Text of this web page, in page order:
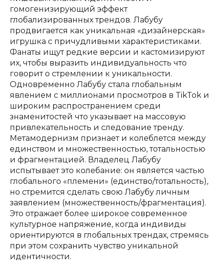
гомогенизирующий эффект
глобализированных трендов. Лабубу
продвигается как уникальная «дизайнерская»
игрушка с причудливыми характеристиками.
Фанаты ищут редкие версии и кастомизируют
их, чтобы выразить индивидуальность что
говорит о стремлении к уникальности.
Одновременно Лабубу стала глобальным
явлением с миллионами просмотров в TikTok и
широким распространением среди
знаменитостей что указывает на массовую
привлекательность и следование тренду.
Метамодернизм признает и колеблется между
единством и множественностью, тотальностью
и фрагментацией. Владелец Лабубу
испытывает это колебание: он является частью
глобального «племени» (единство/тотальность),
но стремится сделать свою Лабубу личным
заявлением (множественность/фрагментация).
Это отражает более широкое современное
культурное напряжение, когда индивиды
ориентируются в глобальных трендах, стремясь
при этом сохранить чувство уникальной
идентичности.